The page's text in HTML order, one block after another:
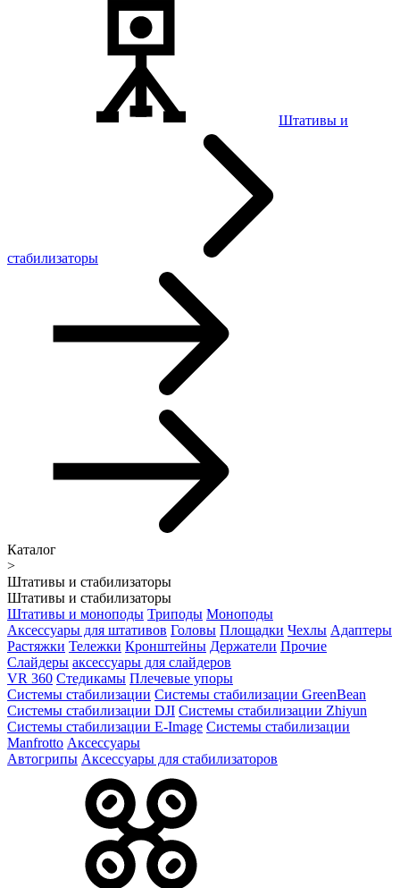
Штативы и
стабилизаторы
Каталог
>
Штативы и стабилизаторы
Штативы и стабилизаторы
Штативы и моноподы Триподы Моноподы
Аксессуары для штативов Головы Площадки Чехлы Адаптеры
Растяжки Тележки Кронштейны Держатели Прочие
Слайдеры аксессуары для слайдеров
VR 360 Стедикамы Плечевые упоры
Системы стабилизации Системы стабилизации GreenBean
Системы стабилизации DJI Системы стабилизации Zhiyun
Системы стабилизации E-Image Системы стабилизации
Manfrotto Аксессуары
Автогрипы Аксессуары для стабилизаторов